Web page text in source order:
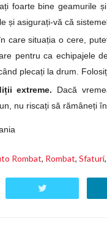
ați foarte bine geamurile ș
și asigurați-vă că
care situația o cere, pute
pentru ca echipajele
plecați la drum. Folosiț
ții extreme. Dacă
nu riscați să rămâneți
Rombat, Rombat, Sfaturi,